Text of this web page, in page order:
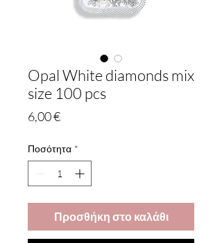
Opal White diamonds mix
size 100 pcs
6,00 €Τιμή
Ποσότητα *
Προσθήκη στο καλάθι